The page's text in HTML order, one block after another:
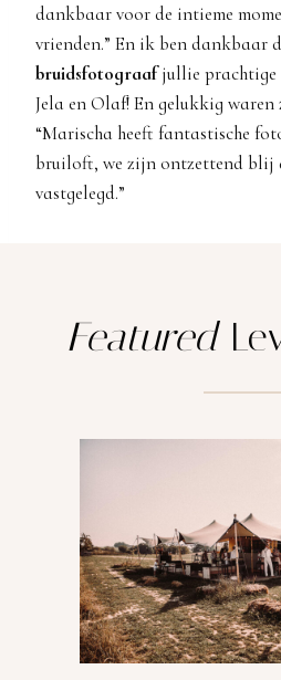
dankbaar voor de intieme
vrienden.” En ik ben dankbaar
bruidsfotograafjullie prachtige
Jela en Olaf! En gelukkig
“Marischa heeft fantastische
bruiloft, we zijn ontzettend blij
vastgelegd.”
Featured